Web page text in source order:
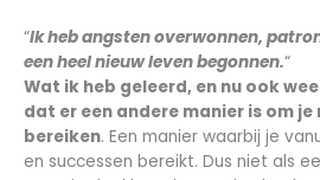
“Ik heb angsten overwonnen,
een heel nieuw leven begonnen.“
Wat ik heb geleerd, en nu ook
dat er een andere manier is om
bereiken. Een manier waarbij je
en successen bereikt. Dus niet als